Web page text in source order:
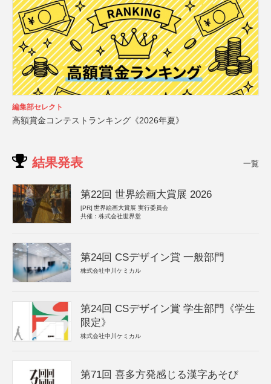
編集部セレクト
高額賞金コンテストランキング《2026年夏》
結果発表 一覧
第22回 世界絵画大賞展 2026
[PR] 世界絵画大賞展 実行委員会
共催：株式会社世界堂
第24回 CSデザイン賞 一般部門
株式会社中川ケミカル
第24回 CSデザイン賞 学生部門《学生
限定》
株式会社中川ケミカル
第71回 喜多方発感じる漢字あそび